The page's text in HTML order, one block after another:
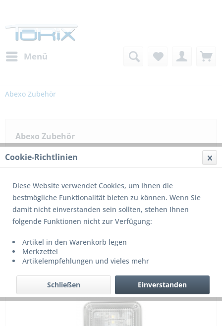
Menü
Abexo Zubehör
Abexo Zubehör
Innovative und günstige Produkte wie Handsender und
Empfänger, LED Leuchten, Kettenbarrieren, Schranken,
Bewegungsmelder.mehr erfahren »
Filtern
2
Cookie-Richtlinien
Diese Website verwendet Cookies, um Ihnen die
bestmögliche Funktionalität bieten zu können. Wenn Sie
damit nicht einverstanden sein sollten, stehen Ihnen
folgende Funktionen nicht zur Verfügung:
Artikel in den Warenkorb legen
Merkzettel
Artikelempfehlungen und vieles mehr
Einverstanden
Schließen